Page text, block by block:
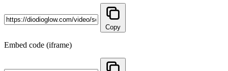
Copy
Embed code (iframe)